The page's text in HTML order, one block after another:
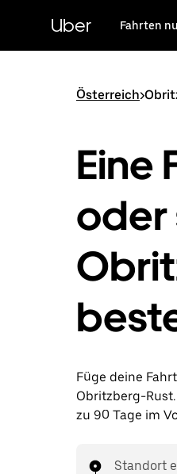
HauptinhaltUber Fahrten
Österreich>
Eine
oder
Füge deine
Obritzberg-
zu 90 Tage im
Standort